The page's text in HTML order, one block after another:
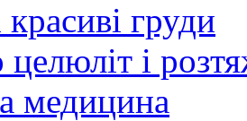
красиві груди
і
медицина